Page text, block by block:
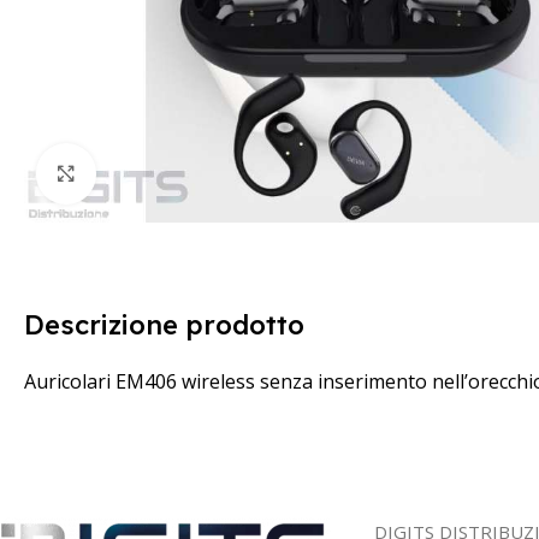
Clicca per ingrandire
Descrizione prodotto
Auricolari EM406 wireless senza inserimento
DIGITS